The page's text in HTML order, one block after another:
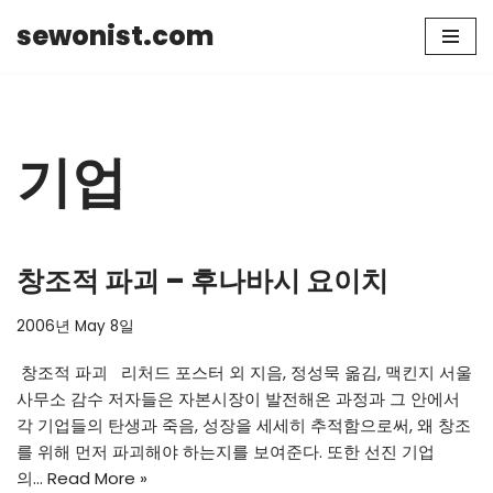
sewonist.com
기업
창조적 파괴 – 후나바시 요이치
2006년 May 8일
창조적 파괴 리처드 포스터 외 지음, 정성묵 옮김, 맥킨지 서울
사무소 감수 저자들은 자본시장이 발전해온 과정과 그 안에서
각 기업들의 탄생과 죽음, 성장을 세세히 추적함으로써, 왜 창조
를 위해 먼저 파괴해야 하는지를 보여준다. 또한 선진 기업
의… Read More »